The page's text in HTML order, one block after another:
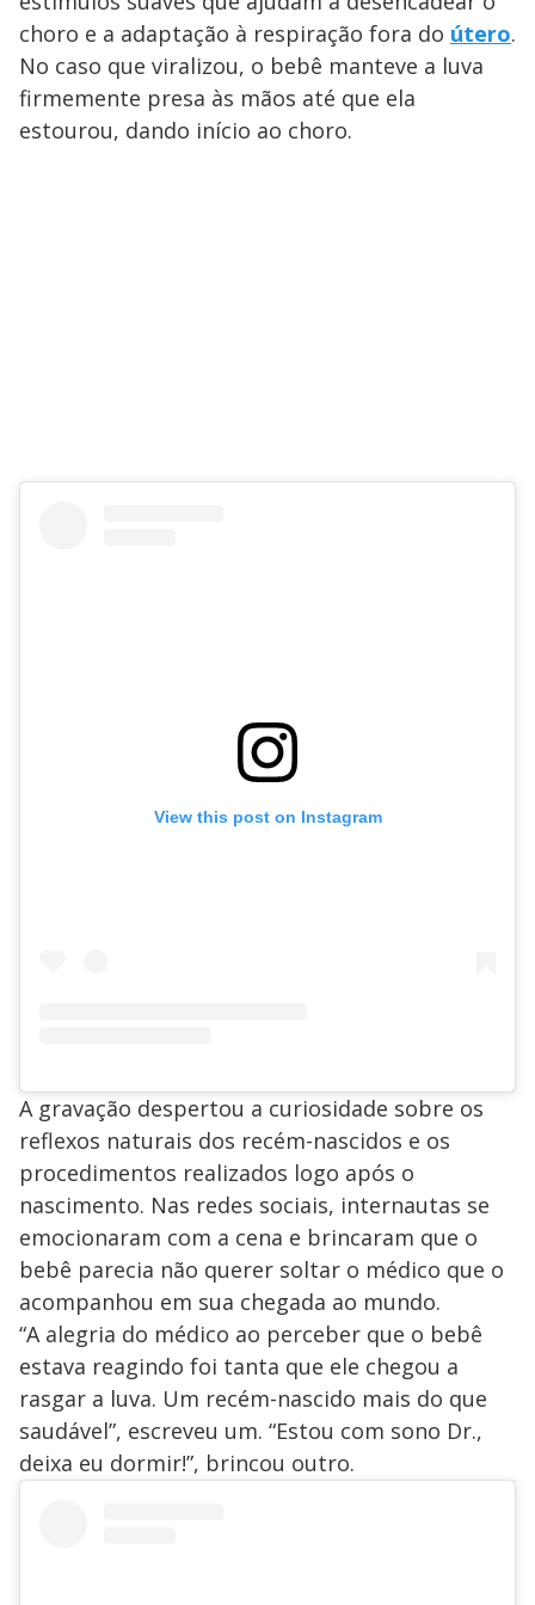
choro e a adaptação à respiração fora do útero.
No caso que viralizou, o bebê manteve a luva
firmemente presa às mãos até que ela
estourou, dando início ao choro.
View this post on Instagram
A gravação despertou a curiosidade sobre os
reflexos naturais dos recém-nascidos e os
procedimentos realizados logo após o
nascimento. Nas redes sociais, internautas se
emocionaram com a cena e brincaram que o
bebê parecia não querer soltar o médico que o
acompanhou em sua chegada ao mundo.
“A alegria do médico ao perceber que o bebê
estava reagindo foi tanta que ele chegou a
rasgar a luva. Um recém-nascido mais do que
saudável”, escreveu um. “Estou com sono Dr.,
deixa eu dormir!”, brincou outro.